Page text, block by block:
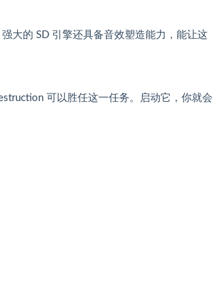
大的 SD 引擎还具备音效塑造能力，能让这
可以胜任这一任务。启动它，你就会